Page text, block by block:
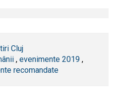
Cluj
, evenimente 2019 ,
recomandate